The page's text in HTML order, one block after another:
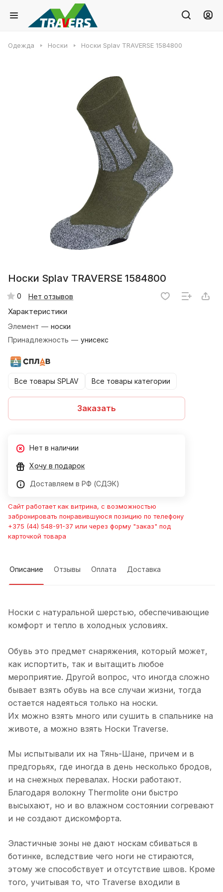
Одежда Носки Носки Splav TRAVERSE 1584800
Носки Splav TRAVERSE 1584800
0 Нет отзывов
Характеристики
Элемент — носки
Принадлежность — унисекс
Все товары SPLAV Все товары категории
Заказать
Нет в наличии
Хочу в подарок
Доставляем в РФ (СДЭК)
Сайт работает как витрина, с возможностью
забронировать понравившуюся позицию по телефону
+375 (44) 548-91-37 или через форму "заказ" под
карточкой товара
Описание Отзывы Оплата Доставка
Носки с натуральной шерстью, обеспечивающие
комфорт и тепло в холодных условиях.
Обувь это предмет снаряжения, который может,
как испортить, так и вытащить любое
мероприятие. Другой вопрос, что иногда сложно
бывает взять обувь на все случаи жизни, тогда
остается надеяться только на носки.
Их можно взять много или сушить в спальнике на
животе, а можно взять Носки Traverse.
Мы испытывали их на Тянь-Шане, причем и в
предгорьях, где иногда в день несколько бродов,
и на снежных перевалах. Носки работают.
Благодаря волокну Thermolite они быстро
высыхают, но и во влажном состоянии согревают
и не создают дискомфорта.
Эластичные зоны не дают носкам сбиваться в
ботинке, вследствие чего ноги не стираются,
этому же способствует и отсутствие швов. Кроме
того, учитывая то, что Traverse входили в